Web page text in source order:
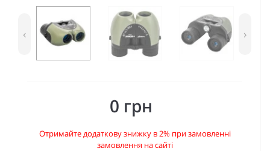
‹ ›
0 грн
Отримайте додаткову знижку в 2% при замовленні
замовлення на сайті